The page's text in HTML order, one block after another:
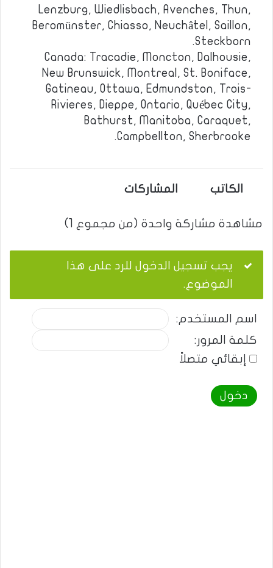
Lenzburg, Wiedlisbach, Avenches, Thun,
Beromünster, Chiasso, Neuchâtel, Saillon,
Steckborn.
Canada: Tracadie, Moncton, Dalhousie,
New Brunswick, Montreal, St. Boniface,
Gatineau, Ottawa, Edmundston, Trois-
Rivieres, Dieppe, Ontario, Québec City,
Bathurst, Manitoba, Caraquet,
Campbellton, Sherbrooke.
الكاتب المشاركات
مشاهدة مشاركة واحدة (من مجموع 1)
يجب تسجيل الدخول للرد على هذا
الموضوع.
اسم المستخدم:
كلمة المرور:
إبقائي متصلاً
دخول